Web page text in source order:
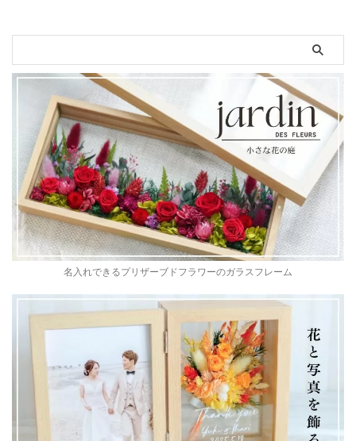
名入れできるプリザーブドフラワーのガラスフレーム